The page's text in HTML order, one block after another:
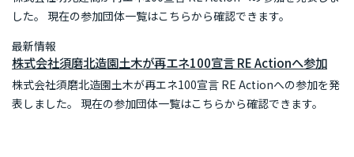
した。 現在の参加団体一覧はこちらから確認できます。
最新情報
株式会社須磨北造園土木が再エネ100宣言 RE Actionへ参加
株式会社須磨北造園土木が再エネ100宣言 RE Actionへの参加を発
表しました。 現在の参加団体一覧はこちらから確認できます。